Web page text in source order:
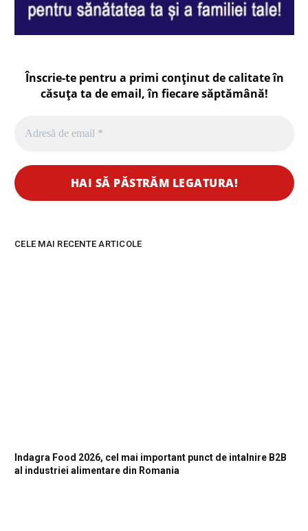
Înscrie-te pentru a primi conținut de calitate în
căsuța ta de email, în fiecaresăptămână!
CELE MAI RECENTE ARTICOLE
Indagra Food 2026, cel mai important punct de intalnire B2B
al industriei alimentare din Romania